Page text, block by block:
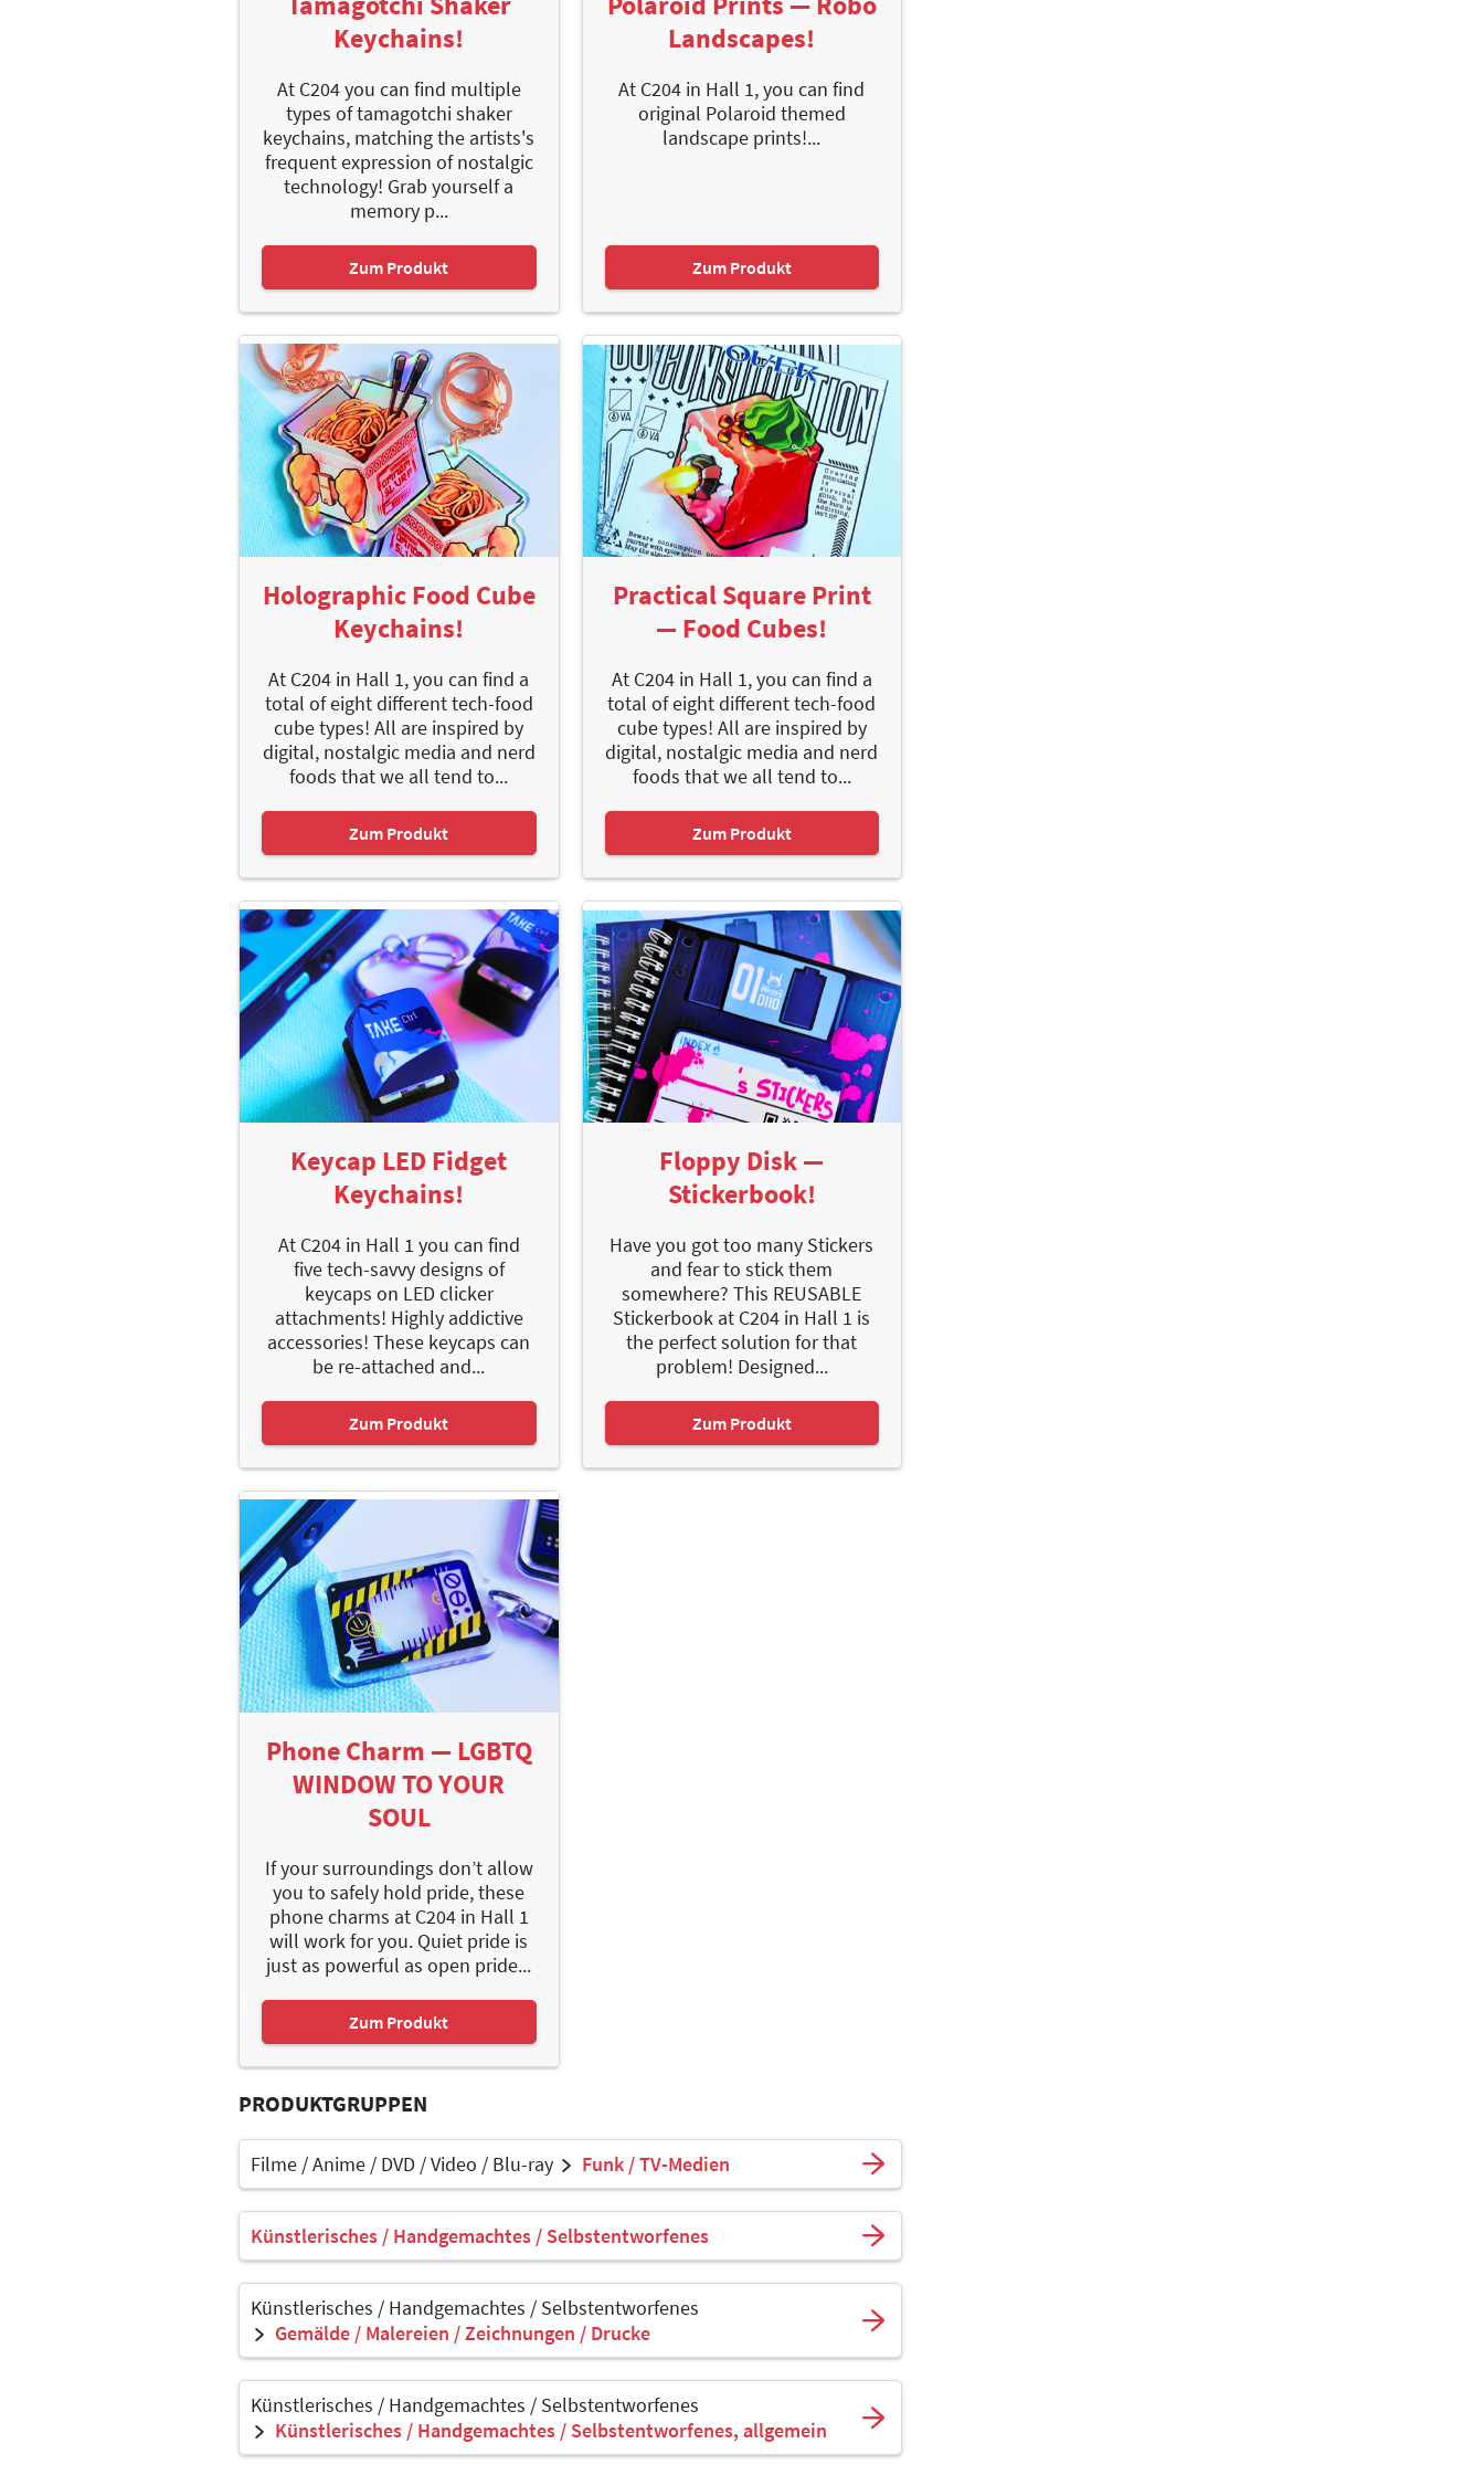
Keychains!
At C204 you can find multiple
types of tamagotchi shaker
keychains, matching the artists's
frequent expression of nostalgic
technology! Grab yourself a
memory p...
Zum Produkt
Landscapes!
At C204 in Hall 1, you can find
original Polaroid themed
landscape prints!...
Zum Produkt
Holographic Food Cube
Keychains!
At C204 in Hall 1, you can find a
total of eight different tech-food
cube types! All are inspired by
digital, nostalgic media and nerd
foods that we all tend to...
Zum Produkt
Practical Square Print
— Food Cubes!
At C204 in Hall 1, you can find a
total of eight different tech-food
cube types! All are inspired by
digital, nostalgic media and nerd
foods that we all tend to...
Zum Produkt
Keycap LED Fidget
Keychains!
At C204 in Hall 1 you can find
five tech-savvy designs of
keycaps on LED clicker
attachments! Highly addictive
accessories! These keycaps can
be re-attached and...
Zum Produkt
Floppy Disk —
Stickerbook!
Have you got too many Stickers
and fear to stick them
somewhere? This REUSABLE
Stickerbook at C204 in Hall 1 is
the perfect solution for that
problem! Designed...
Zum Produkt
Phone Charm — LGBTQ
WINDOW TO YOUR
SOUL
If your surroundings don’t allow
you to safely hold pride, these
phone charms at C204 in Hall 1
will work for you. Quiet pride is
just as powerful as open pride...
Zum Produkt
PRODUKTGRUPPEN
Filme / Anime / DVD / Video / Blu-ray Funk / TV-Medien
Künstlerisches / Handgemachtes / Selbstentworfenes
Künstlerisches / Handgemachtes / Selbstentworfenes
Gemälde / Malereien / Zeichnungen / Drucke
Künstlerisches / Handgemachtes / Selbstentworfenes
Künstlerisches / Handgemachtes / Selbstentworfenes, allgemein